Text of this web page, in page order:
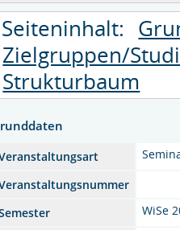
Seiteninhalt:
Zielgruppen/
Strukturbaum
WiSe